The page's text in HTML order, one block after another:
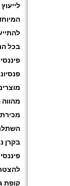
בכל
בקרן
קופת